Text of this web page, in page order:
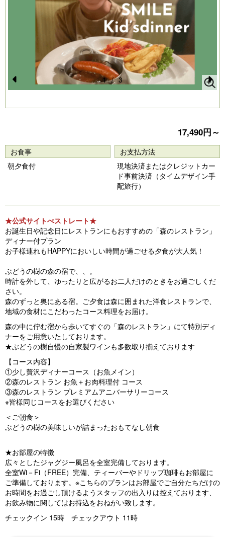
Pr
e
u
s
N
e
1 / 3
17,490円～
お食事
朝夕食付
お支払方法
現地決済またはクレジットカー
ド事前決済（タイムデザイン手
配旅行）
★公式サイトべストレート★
お誕生日や記念日にレストランにもおすすめの「森のレストラン」
ディナー付プラン
お子様連れもHAPPYにおいしい時間が過ごせる夕食が大人気！
ぶどうの樹の森の宿で、、。
時計を外して、ゆったりと広がるお二人だけのときをお過ごしくだ
さい。
森のずっと奥にある宿。ご夕食は森に囲まれた洋食レストランで、
地域の食材にこだわったコース料理をお届け。
森の中に佇む宿から歩いてすぐの「森のレストラン」にて特別ディ
ナーをご用意いたしております。
★ぶどうの樹自慢の自家製ワインも多数取り揃えております
【コース内容】
①少し贅沢ディナーコース（お魚メイン）
②森のレストラン お魚＋お肉料理付 コース
③森のレストラン プレミアムアニバーサリーコース
※皆様同じコースをお選びください
＜ご朝食＞
ぶどうの樹の美味しいが詰まったおもてなし朝食
★お部屋の特徴
広々としたジャグジー風呂を全室完備しております。
全室Wi－Fi（FREE）完備、ティーバーやドリップ珈琲もお部屋に
ご準備しております。※こちらのプランはお部屋でご自分たちだけの
お時間をお過ごし頂けるようスタッフの出入りは控えております、
お飲み物に関してはお持込をおねがい致します。
チェックイン 15時 チェックアウト 11時